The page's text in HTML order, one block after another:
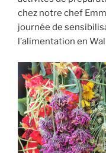
chez notre chef
journée de
l’alimentation en